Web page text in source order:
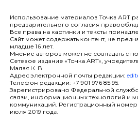
Использование материалов Точка ART
предварительного согласия
Все права на картинки и тексты
Сайт может содержать контент, не
младше 16 лет.
Мнение авторов может не совпадать с
Сетевое издание «Точка ART»,
Малая К. В.
Адрес электронной почты редакции:
Телефон редакции: +7 901 976 85 95.
Зарегистрировано Федеральной
связи, информационных технологий и
коммуникаций. Регистрационный номер
июля 2019 года.